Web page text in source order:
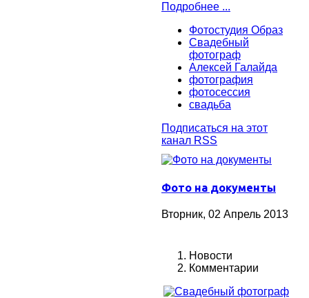
Подробнее ...
Фотостудия Образ
Cвадебный
фотограф
Алексей Галайда
фотография
фотосессия
свадьба
Подписаться на этот
канал RSS
Фото на документы
Вторник, 02 Апрель 2013
Новости
Комментарии